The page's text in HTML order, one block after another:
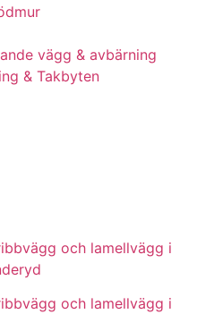
vägg & avbärning
& Takbyten
och lamellvägg i
och lamellvägg i